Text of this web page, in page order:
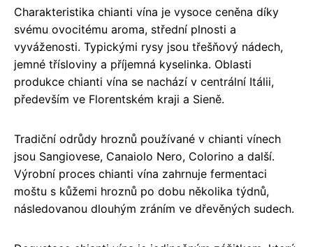
Charakteristika chianti vína je vysoce ceněna díky
svému ovocitému aroma, střední plnosti a
vyváženosti. Typickými rysy jsou třešňový nádech,
jemné třísloviny a příjemná kyselinka. Oblasti
produkce chianti vína se nachází v centrální Itálii,
především ve Florentském kraji a Sieně.
Tradiční odrůdy hroznů používané v chianti vínech
jsou Sangiovese, Canaiolo Nero, Colorino a další.
Výrobní proces chianti vína zahrnuje fermentaci
moštu s kůžemi hroznů po dobu několika týdnů,
následovanou dlouhým zráním ve dřevěných sudech.